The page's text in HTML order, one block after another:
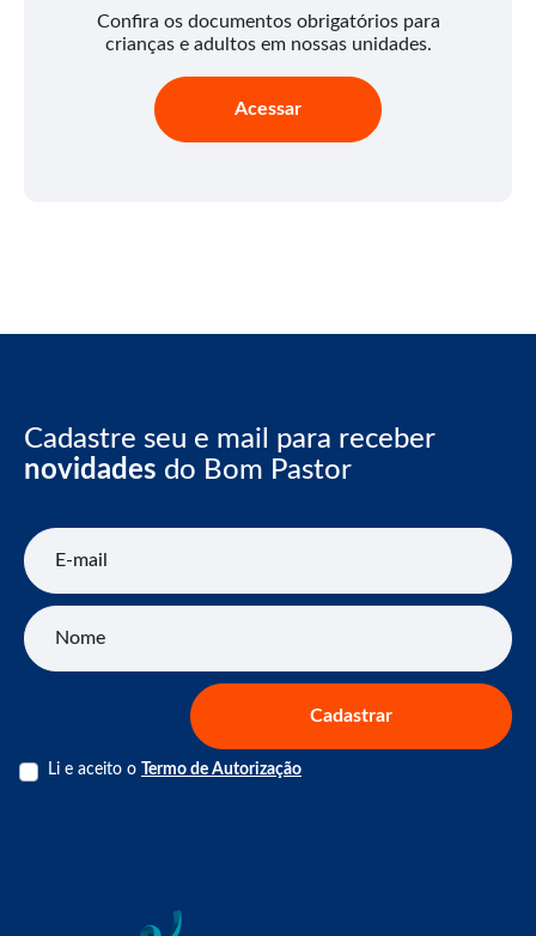
Confira os documentos obrigatórios para
crianças e adultos em nossas unidades.
Acessar
Cadastre seu e mail para receber
novidades do Bom Pastor
E-mail
Nome
Cadastrar
Li e aceito o Termo de Autorização